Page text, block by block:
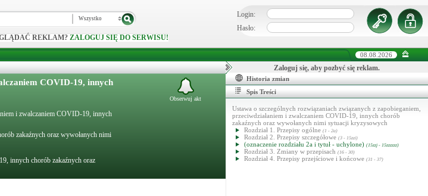
Wszystko
REKLAM? ZALOGUJ SIĘ DO SERWISU!
Login:
Hasło:
08.08.2026
COVID-19, innych
i zwalczaniem COVID-19, innych
zakaźnych oraz wywołanych nimi
innych chorób zakaźnych oraz
Obserwuj akt
Zaloguj się, aby pozbyć się reklam.
Historia zmian
Spis Treści
Ustawa o szczególnych rozwiązaniach związanych z zapobieganiem,
przeciwdziałaniem i zwalczaniem COVID-19, innych chorób
zakaźnych oraz wywołanych nimi sytuacji kryzysowych
Rozdział 1. Przepisy ogólne (1 - 2a)
Rozdział 2. Przepisy szczegółowe (3 - 15zzi)
(oznaczenie rozdziału 2a i tytuł - uchylone) (15zzj - 15zzzzzz)
Rozdział 3. Zmiany w przepisach (16 - 30)
Rozdział 4. Przepisy przejściowe i końcowe (31 - 37)